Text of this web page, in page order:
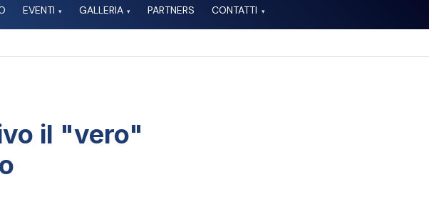
EVENTI ▾ GALLERIA ▾ PARTNERS CONTATTI ▾
il "vero"